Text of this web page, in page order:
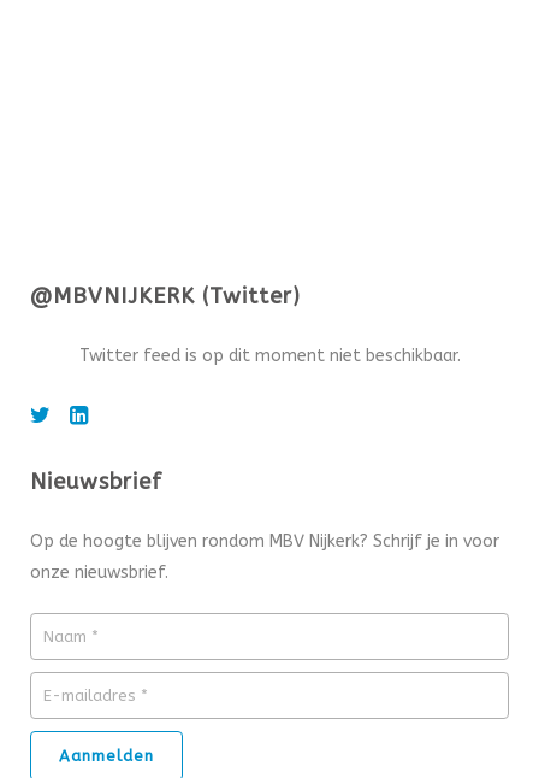
@MBVNIJKERK (Twitter)
Twitter feed is op dit moment niet beschikbaar.
Nieuwsbrief
Op de hoogte blijven rondom MBV Nijkerk? Schrijf je in voor
onze nieuwsbrief.